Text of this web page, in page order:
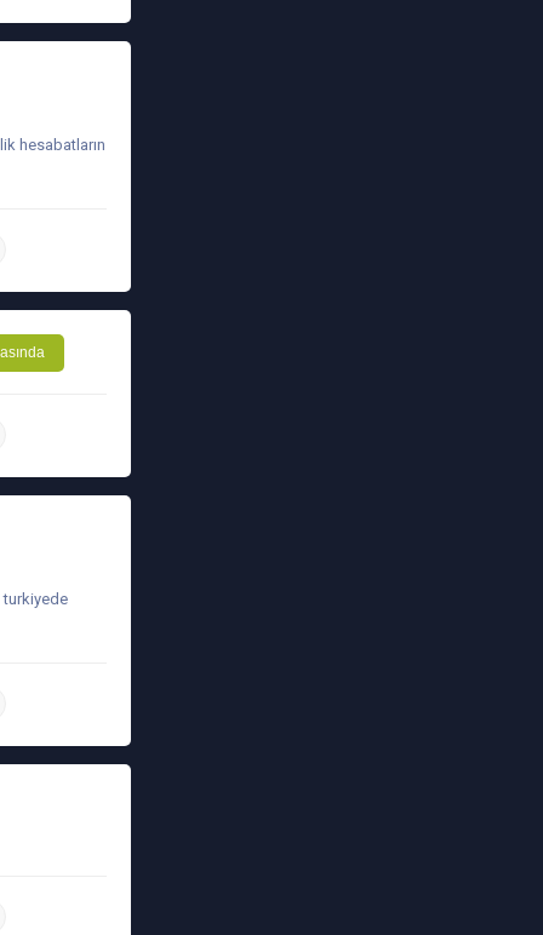
hesabatların
turkiyede